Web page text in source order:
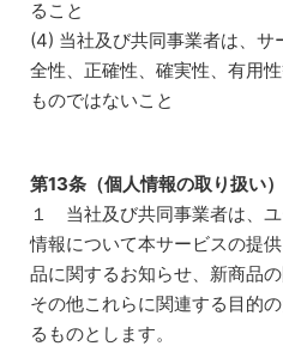
ること
(4) 当社及び共同事業者は、
全性、正確性、確実性、有用
ものではないこと
第13条（個人情報の取り扱い）
１ 当社及び共同事業者は、
情報について本サービスの提
品に関するお知らせ、新商品
その他これらに関連する目的
るものとします。